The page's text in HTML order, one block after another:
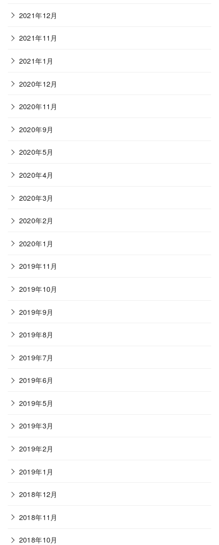
2021年12月
2021年11月
2021年1月
2020年12月
2020年11月
2020年9月
2020年5月
2020年4月
2020年3月
2020年2月
2020年1月
2019年11月
2019年10月
2019年9月
2019年8月
2019年7月
2019年6月
2019年5月
2019年3月
2019年2月
2019年1月
2018年12月
2018年11月
2018年10月